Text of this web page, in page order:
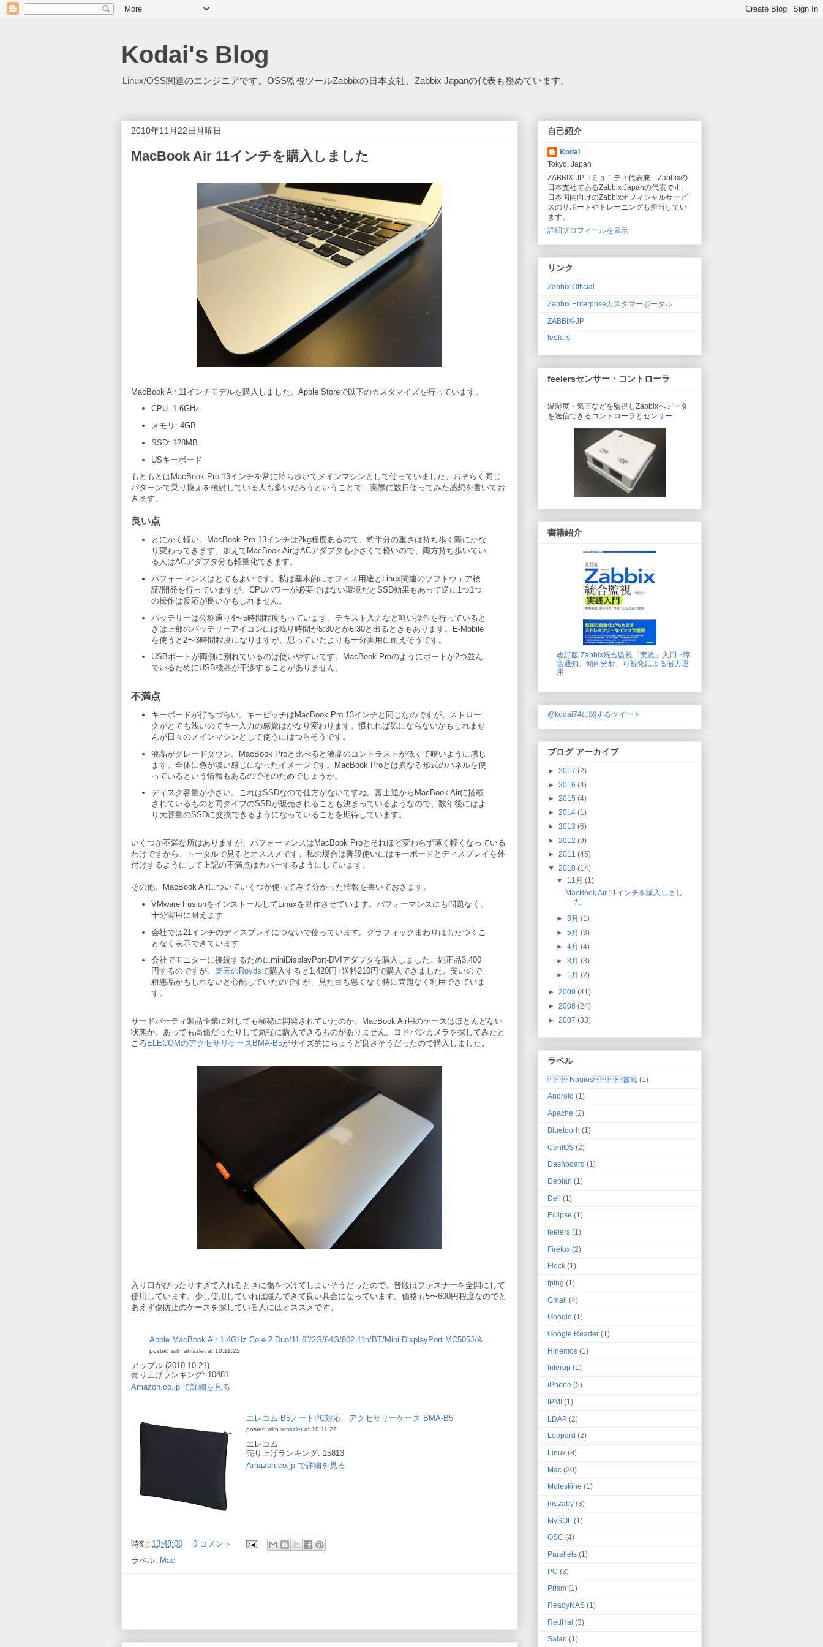
Kodai's Blog
Linux/OSS関連のエンジニアです。OSS監視ツールZabbixの日本支社、Zabbix Japanの代表も務めています。
2010年11月22日月曜日
MacBook Air 11インチを購入しました
MacBook Air 11インチモデルを購入しました。Apple Storeで以下のカスタマイズを行っています。
CPU: 1.6GHz
メモリ: 4GB
SSD: 128MB
USキーボード
もともとはMacBook Pro 13インチを常に持ち歩いてメインマシンとして使っていました。おそらく同じ
パターンで乗り換えを検討している人も多いだろうということで、実際に数日使ってみた感想を書いてお
きます。
良い点
とにかく軽い。MacBook Pro 13インチは2kg程度あるので、約半分の重さは持ち歩く際にかな
り変わってきます。加えてMacBook AirはACアダプタも小さくて軽いので、両方持ち歩いてい
る人はACアダプタ分も軽量化できます。
パフォーマンスはとてもよいです。私は基本的にオフィス用途とLinux関連のソフトウェア検
証/開発を行っていますが、CPUパワーが必要ではない環境だとSSD効果もあって逆に1つ1つ
の操作は反応が良いかもしれません。
バッテリーは公称通り4〜5時間程度もっています。テキスト入力など軽い操作を行っていると
きは上部のバッテリーアイコンには残り時間が5:30とか6:30と出るときもあります。E-Mobile
を使うと2〜3時間程度になりますが、思っていたよりも十分実用に耐えそうです。
USBポートが両側に別れているのは使いやすいです。MacBook Proのようにポートが2つ並ん
でいるためにUSB機器が干渉することがありません。
不満点
キーボードが打ちづらい。キーピッチはMacBook Pro 13インチと同じなのですが、ストロー
クがとても浅いのでキー入力の感覚はかなり変わります。慣れれば気にならないかもしれませ
んが日々のメインマシンとして使うにはつらそうです。
液晶がグレードダウン。MacBook Proと比べると液晶のコントラストが低くて暗いように感じ
ます。全体に色が淡い感じになったイメージです。MacBook Proとは異なる形式のパネルを使
っているという情報もあるのでそのためでしょうか。
ディスク容量が小さい。これはSSDなので仕方がないですね。富士通からMacBook Airに搭載
されているものと同タイプのSSDが販売されることも決まっているようなので、数年後にはよ
り大容量のSSDに交換できるようになっていることを期待しています。
いくつか不満な所はありますが、パフォーマンスはMacBook Proとそれほど変わらず薄く軽くなっている
わけですから、トータルで見るとオススメです。私の場合は普段使いにはキーボードとディスプレイを外
付けするようにして上記の不満点はカバーするようにしています。
その他、MacBook Airについていくつか使ってみて分かった情報を書いておきます。
VMware FusionをインストールしてLinuxを動作させています。パフォーマンスにも問題なく、
十分実用に耐えます
会社では21インチのディスプレイにつないで使っています。グラフィックまわりはもたつくこ
となく表示できています
会社でモニターに接続するためにminiDisplayPort-DVIアダプタを購入しました。純正品3,400
円するのですが、 楽天のRoydsで購入すると1,420円+送料210円で購入できました。安いので
粗悪品かもしれないと心配していたのですが、見た目も悪くなく特に問題なく利用できていま
す。
サードパーティ製品企業に対しても極秘に開発されていたのか、MacBook Air用のケースはほとんどない
状態か、あっても高価だったりして気軽に購入できるものがありません。ヨドバシカメラを探してみたと
ころ ELECOMのアクセサリケースBMA-B5がサイズ的にちょうど良さそうだったので購入しました。
入り口がぴったりすぎて入れるときに傷をつけてしまいそうだったので、普段はファスナーを全開にして
使用しています。少し使用していれば緩んできて良い具合になっています。価格も5〜600円程度なのでと
あえず傷防止のケースを探している人にはオススメです。
Apple MacBook Air 1.4GHz Core 2 Duo/11.6"/2G/64G/802.11n/BT/Mini DisplayPort MC505J/A
posted with amazlet at 10.11.22
アップル (2010-10-21)
売り上げランキング: 10481
Amazon.co.jp で詳細を見る
エレコム B5ノートPC対応 アクセサリーケース BMA-B5
posted with amazlet at 10.11.22
エレコム
売り上げランキング: 15813
Amazon.co.jp で詳細を見る
時刻: 13:48:00
0 コメント
ラベル: Mac
自己紹介
Kodai
Tokyo, Japan
ZABBIX-JPコミュニティ代表兼、Zabbixの
日本支社であるZabbix Japanの代表です。
日本国内向けのZabbixオフィシャルサービ
スのサポートやトレーニングも担当してい
ます。
詳細プロフィールを表示
リンク
Zabbix Official
Zabbix Enterpriseカスタマーポータル
ZABBIX-JP
feelers
feelersセンサー・コントローラ
温湿度・気圧などを監視しZabbixへデータ
を送信できるコントローラとセンサー
書籍紹介
改訂版 Zabbix統合監視「実践」入門 ~障
害通知、傾向分析、可視化による省力運
用
@kodai74に関するツイート
ブログ アーカイブ
► 2017 (2)
► 2016 (4)
► 2015 (4)
► 2014 (1)
► 2013 (6)
► 2012 (9)
► 2011 (45)
▼ 2010 (14)
▼ 11月(1)
MacBook Air 11インチを購入しまし
た
►8月(1)
►5月(3)
►4月(4)
►3月(3)
► 1月(2)
► 2009 (41)
► 2008 (24)
► 2007 (33)
ラベル
Nagios 書籍 (1)
Android (1)
Apache (2)
Bluetoorh (1)
CentOS (2)
Dashboard (1)
Debian (1)
Dell (1)
Eclipse (1)
feelers (1)
Firefox (2)
Flock (1)
fping (1)
Gmail (4)
Google (1)
Google Reader (1)
Hinemos (1)
Interop (1)
iPhone (5)
IPMI (1)
LDAP (2)
Leopard (2)
Linux (8)
Mac (20)
Moleskine (1)
mozaby (3)
MySQL (1)
OSC (4)
Parallels (1)
PC (3)
Prism (1)
ReadyNAS (1)
RedHat (3)
Safari (1)